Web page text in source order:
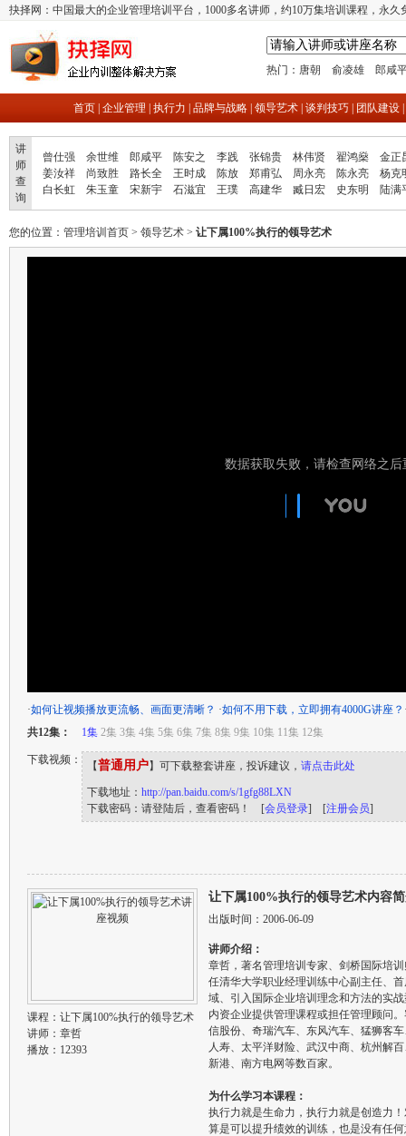
抉择网：中国最大的企业管理培训平台，1000多名讲师，约10万集培训课程，永
热门： 唐朝 俞凌雄 郎咸
首页| 企业管理 执行力 品牌与战略| 领导艺术| 谈判技巧| 团队建设|
讲
师
查
询
曾仕强 余世维 郎咸平 陈安之 李践 张锦贵 林伟贤 翟鸿燊
金正
姜汝祥
尚致胜 路长全 王时成 陈放 郑甫弘 周永亮 陈永亮
杨克
白长虹
朱玉童 宋新宇 石滋宜 王璞 高建华 臧日宏 史东明 陆满
您的位置： 管理培训首页 > 领导艺术 > 让下属100%执行的领导艺术
·如何让视频播放更流畅、画面更清晰？ ·如何不用下载，立即拥有4000G讲座？
共12集：
1集 2集 3集 4集 5集 6集 7集 8集 9集 10集 11集 12集
下载视频： 【普通用户】可下载整套讲座，投诉建议， 请点击此处
下载地址： http://pan.baidu.com/s/1gfg88LXN
下载密码：请登陆后，查看密码！ [会员登录] [注册会员]
课程： 让下属100%执行的领导艺术
讲师： 章哲
播放：12393
让下属100%执行的领导艺术内容
出版时间：2006-06-09
讲师介绍：
章哲，著名管理培训专家、剑桥国际培
任清华大学职业经理训练中心副主任、
域、引入国际企业培训理念和方法的实
内资企业提供管理课程或担任管理顾问
信股份、奇瑞汽车、东风汽车、猛狮客
人寿、太平洋财险、武汉中商、杭州解
新港、南方电网等数百家。
为什么学习本课程：
执行力就是生命力，执行力就是创造力
算是可以提升绩效的训练，也是没有任